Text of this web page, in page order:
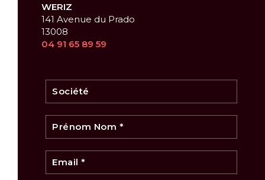
WERIZ
141 Avenue du Prado
13008
04 91 65 89 59